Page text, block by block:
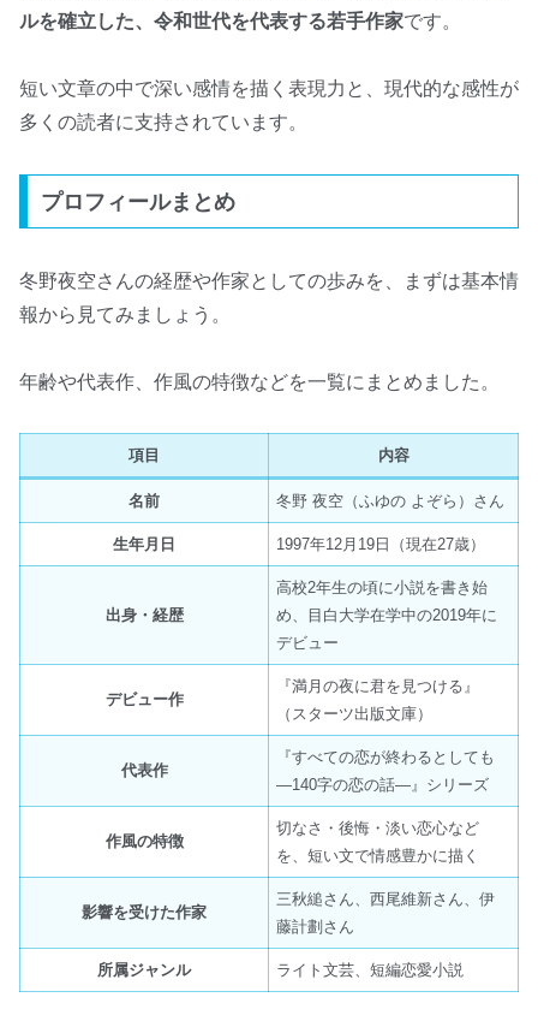
ルを確立した、令和世代を代表する若手作家です。
短い文章の中で深い感情を描く表現力と、現代的な感性が
多くの読者に支持されています。
プロフィールまとめ
冬野夜空さんの経歴や作家としての歩みを、まずは基本情
報から見てみましょう。
年齢や代表作、作風の特徴などを一覧にまとめました。
項目 内容
名前 冬野 夜空（ふゆの よぞら）さん
生年月日 1997年12月19日（現在27歳）
出身・経歴
高校2年生の頃に小説を書き始
め、目白大学在学中の2019年に
デビュー
デビュー作
『満月の夜に君を見つける』
（スターツ出版文庫）
代表作
『すべての恋が終わるとしても
―140字の恋の話―』シリーズ
作風の特徴
切なさ・後悔・淡い恋心など
を、短い文で情感豊かに描く
影響を受けた作家
三秋縋さん、西尾維新さん、伊
藤計劃さん
所属ジャンル ライト文芸、短編恋愛小説